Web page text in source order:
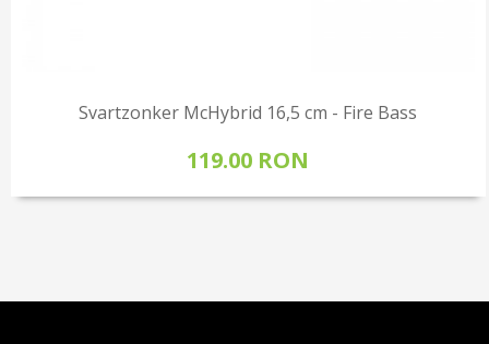
Svartzonker McHybrid 16,5 cm - Fire Bass
119.00 RON